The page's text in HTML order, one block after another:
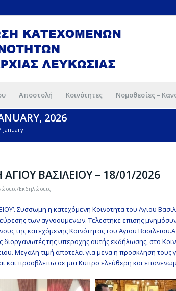
Αποστολή Κοινότητες Νομοθεσίες –
2026
January
ΒΑΣΙΛΕΙΟΥ – 18/01/2026
Εκδηλώσεις
Συσσωμη η κατεχόμενη Κοινοτητα του Αγιου
των αγνοουμενων. Τελεστηκε επισης
της κατεχόμενης Κοινότητας του Αγιου
της υπεροχης αυτής εκδήλωσης, στο
Μεγαλη τιμή αποτελει για μενα η προσκληση
και προσβλεπω σε μια Κυπρο ελεύθερη και